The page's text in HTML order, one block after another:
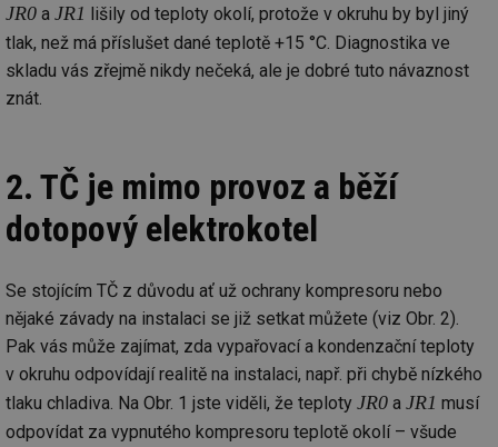
JR0 a JR1 lišily od teploty okolí, protože v okruhu by byl jiný
tlak, než má příslušet dané teplotě +15 °C. Diagnostika ve
skladu vás zřejmě nikdy nečeká, ale je dobré tuto návaznost
znát.
2. TČ je mimo provoz a běží
dotopový elektrokotel
Se stojícím TČ z důvodu ať už ochrany kompresoru nebo
nějaké závady na instalaci se již setkat můžete (viz Obr. 2).
Pak vás může zajímat, zda vypařovací a kondenzační teploty
v okruhu odpovídají realitě na instalaci, např. při chybě nízkého
tlaku chladiva. Na Obr. 1 jste viděli, že teploty JR0 a JR1 musí
odpovídat za vypnutého kompresoru teplotě okolí – všude